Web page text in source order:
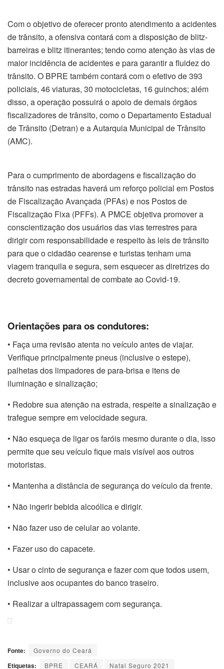
Com o objetivo de oferecer pronto atendimento a acidentes
de trânsito, a ofensiva contará com a disposição de blitz-
barreiras e blitz itinerantes; tendo como atenção às vias de
maior incidência de acidentes e para garantir a fluidez do
trânsito. O BPRE também contará com o efetivo de 393
policiais, 46 viaturas, 30 motocicletas, 16 guinchos; além
disso, a operação possuirá o apoio de demais órgãos
fiscalizadores de trânsito, como o Departamento Estadual
de Trânsito (Detran) e a Autarquia Municipal de Trânsito
(AMC).
Para o cumprimento de abordagens e fiscalização do
trânsito nas estradas haverá um reforço policial em Postos
de Fiscalização Avançada (PFAs) e nos Postos de
Fiscalização Fixa (PFFs). A PMCE objetiva promover a
conscientização dos usuários das vias terrestres para
dirigir com responsabilidade e respeito às leis de trânsito
para que o cidadão cearense e turistas tenham uma
viagem tranquila e segura, sem esquecer as diretrizes do
decreto governamental de combate ao Covid-19.
Orientações para os condutores:
• Faça uma revisão atenta no veículo antes de viajar.
Verifique principalmente pneus (inclusive o estepe),
palhetas dos limpadores de para-brisa e itens de
iluminação e sinalização;
• Redobre sua atenção na estrada, respeite a sinalização e
trafegue sempre em velocidade segura.
• Não esqueça de ligar os faróis mesmo durante o dia, isso
permite que seu veículo fique mais visível aos outros
motoristas.
• Mantenha a distância de segurança do veículo da frente.
• Não ingerir bebida alcoólica e dirigir.
• Não fazer uso de celular ao volante.
• Fazer uso do capacete.
• Usar o cinto de segurança e fazer com que todos usem,
inclusive aos ocupantes do banco traseiro.
• Realizar a ultrapassagem com segurança.
Fonte: Governo do Ceará
Etiquetas: BPRE CEARÁ Natal Seguro 2021